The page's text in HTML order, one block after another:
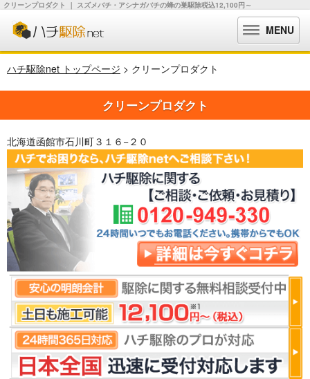
クリーンプロダクト ｜ スズメバチ・アシナガバチの蜂の巣駆除税込12,100円～
MENU
ハチ駆除net トップページ > クリーンプロダクト
クリーンプロダクト
北海道函館市石川町３１６−２０